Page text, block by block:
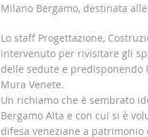
Milano Bergamo, destinata
Lo staff Progettazione,
intervenuto per rivisitare gli
delle sedute e
Mura Venete.
Un richiamo che è sembrato
Bergamo Alta e con cui si è
difesa veneziane a patrimonio